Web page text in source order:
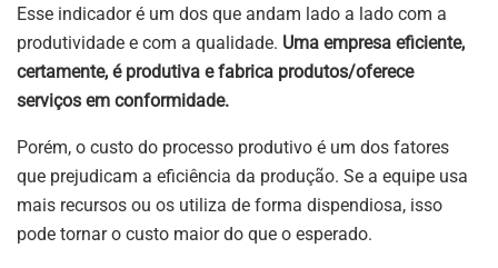
Esse indicador é um dos que andam lado a lado com a
produtividade e com a qualidade. Uma empresa eficiente,
certamente, é produtiva e fabrica produtos/oferece
serviços em conformidade.
Porém, o custo do processo produtivo é um dos fatores
que prejudicam a eficiência da produção. Se a equipe usa
mais recursos ou os utiliza de forma dispendiosa, isso
pode tornar o custo maior do que o esperado.